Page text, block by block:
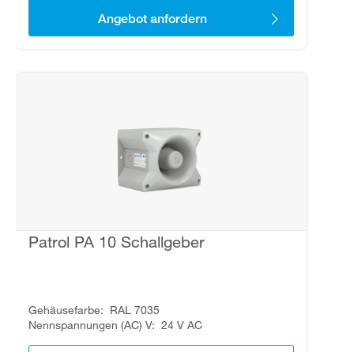
Angebot anfordern
Patrol PA 10 Schallgeber
Gehäusefarbe
RAL 7035
Nennspannungen (AC) V
24 V AC